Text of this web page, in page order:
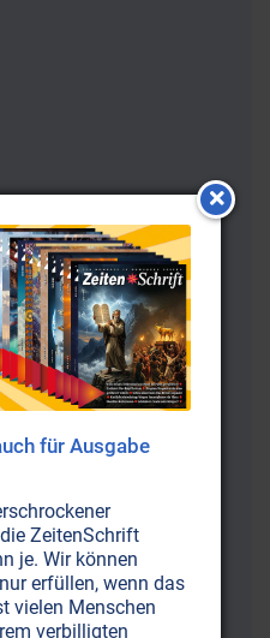
Amerika)
für Ausgabe
ZeitenSchrift
je. Wir können
erfüllen, wenn das
vielen Menschen
verbilligten